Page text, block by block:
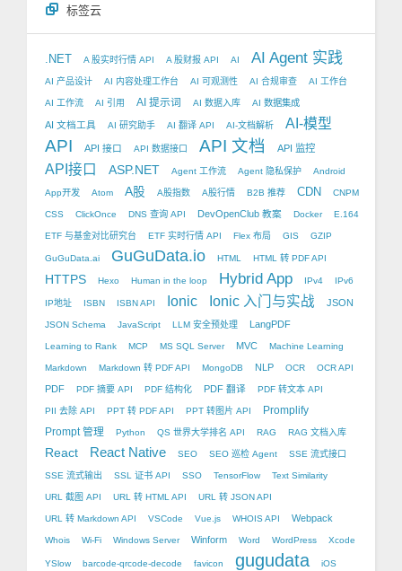
标签云
.NET A 股实时行情 API A 股财报 API AI AI Agent 实践
AI 产品设计 AI 内容处理工作台 AI 可观测性 AI 合规审查 AI 工作台
AI 工作流 AI 引用 AI 提示词 AI 数据入库 AI 数据集成
AI 文档工具 AI 研究助手 AI 翻译 API AI-文档解析 AI-模型
API API 接口 API 数据接口 API 文档 API 监控
API接口 ASP.NET Agent 工作流 Agent 隐私保护 Android
App开发 Atom A股 A股指数 A股行情 B2B 推荐 CDN CNPM
CSS ClickOnce DNS 查询 API DevOpenClub 教案 Docker E.164
ETF 与基金对比研究台 ETF 实时行情 API Flex 布局 GIS GZIP
GuGuData.ai GuGuData.io HTML HTML 转 PDF API
HTTPS Hexo Human in the loop Hybrid App IPv4 IPv6
IP地址 ISBN ISBN API Ionic Ionic 入门与实战 JSON
JSON Schema JavaScript LLM 安全预处理 LangPDF
Learning to Rank MCP MS SQL Server MVC Machine Learning
Markdown Markdown 转 PDF API MongoDB NLP OCR OCR API
PDF PDF 摘要 API PDF 结构化 PDF 翻译 PDF 转文本 API
PII 去除 API PPT 转 PDF API PPT 转图片 API
Promplify
Prompt 管理
Python QS 世界大学排名 API RAG RAG 文档入库
React React Native SEO SEO 巡检 Agent SSE 流式接口
SSE 流式输出 SSL 证书 API SSO TensorFlow Text Similarity
URL 截图 API URL 转 HTML API URL 转 JSON API
URL 转 Markdown API VSCode Vue.js WHOIS API Webpack
Whois Wi-Fi Windows Server Winform Word WordPress Xcode
YSlow barcode-qrcode-decode favicon gugudata iOS